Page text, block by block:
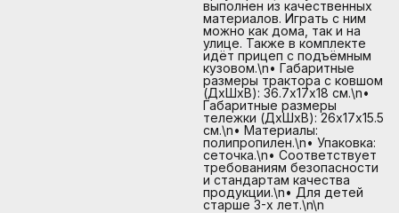
выполнен из качественных
материалов. Играть с ним
можно как дома, так и на
улице. Также в комплекте
идёт прицеп с подъёмным
кузовом.\n• Габаритные
размеры трактора с ковшом
(ДхШхВ): 36.7х17х18 см.\n•
Габаритные размеры
тележки (ДхШхВ): 26х17х15.5
см.\n• Материалы:
полипропилен.\n• Упаковка:
сеточка.\n• Соответствует
требованиям безопасности
и стандартам качества
продукции.\n• Для детей
старше 3-х лет.\n\n